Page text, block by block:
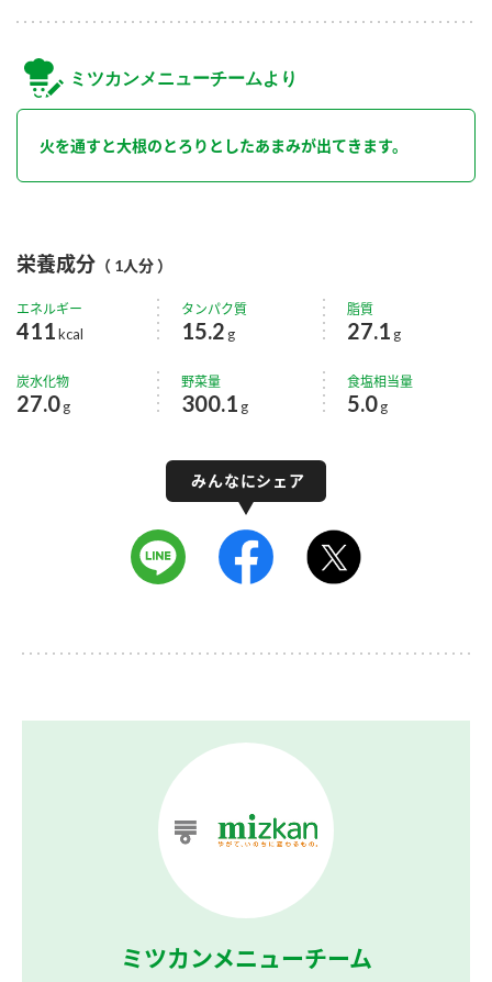
ミツカンメニューチームより
火を通すと大根のとろりとしたあまみが出てきます。
栄養成分 （ 1人分 ）
エネルギー
411kcal
タンパク質
15.2 g
脂質
27.1 g
炭水化物
27.0g
野菜量
300.1 g
食塩相当量
5.0 g
ミツカンメニューチーム